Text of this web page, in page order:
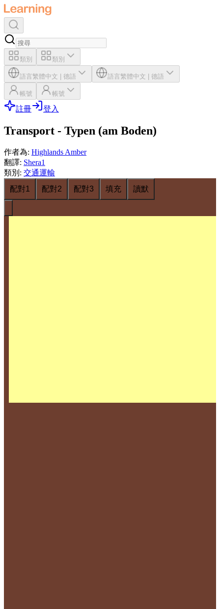
類別 類別
語言繁體中文 德語 語言繁體中文 德語
帳號 帳號
註冊 登入
Transport - Typen (am Boden)
作者為: Highlands Amber
翻譯: Shera1
類別 : 交通運輸
配對1
配對2 配對3 填充 讀默